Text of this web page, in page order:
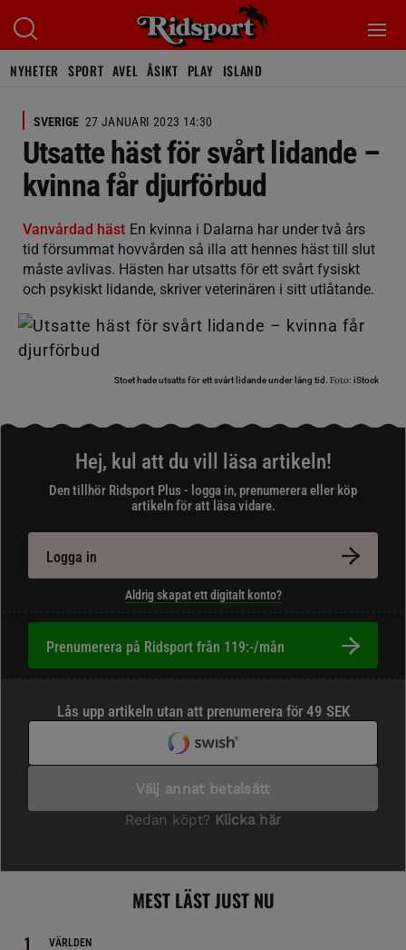
NYHETER SPORT AVEL ÅSIKT PLAY ISLAND
SVERIGE 27 JANUARI 2023 14:30
Utsatte häst för svårt lidande –
kvinna får djurförbud
Vanvårdad häst En kvinna i Dalarna har under två års
tid försummat hovvården så illa att hennes häst till slut
måste avlivas. Hästen har utsatts för ett svårt fysiskt
och psykiskt lidande, skriver veterinären i sitt utlåtande.
Stoet hade utsatts för ett svårt lidande under lång tid. Foto: iStock
Hej, kul att du vill läsa artikeln!
Den tillhör Ridsport Plus - logga in, prenumerera eller köp
artikeln för att läsa vidare.
Logga in
Aldrig skapat ett digitalt konto?
Prenumerera på Ridsport från 119:-/mån
MEST LÄST JUST NU
VÄRLDEN